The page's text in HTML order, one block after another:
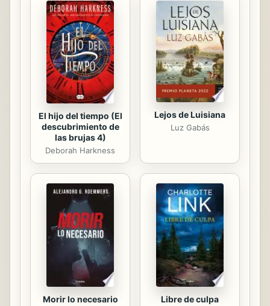
y los humanos... Manadas de Homo
erectus empiezan a aparecer en
Nueva York, en París, en Ginebra...
Decenas de individuos de
prominentes mandíbulas y cubiertos
de...
El hijo del tiempo (El
descubrimiento de
las brujas 4)
Deborah Harkness
Lejos de Luisiana
Luz Gabás
Morir lo necesario Libre de culpa